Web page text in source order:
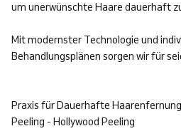
um unerwünschte Haare dauerhaft
Mit modernster Technologie und
Behandlungsplänen sorgen wir für
Praxis für Dauerhafte
Peeling - Hollywood Peeling